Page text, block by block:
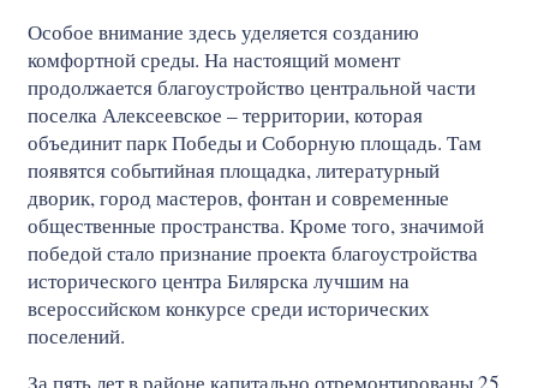
Особое внимание здесь уделяется созданию
комфортной среды. На настоящий момент
продолжается благоустройство центральной части
поселка Алексеевское – территории, которая
объединит парк Победы и Соборную площадь. Там
появятся событийная площадка, литературный
дворик, город мастеров, фонтан и современные
общественные пространства. Кроме того, значимой
победой стало признание проекта благоустройства
исторического центра Билярска лучшим на
всероссийском конкурсе среди исторических
поселений.